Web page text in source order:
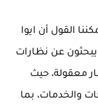
القول أن ايوا
يبحثون عن نظارات
معقولة، حيث
والخدمات، بما